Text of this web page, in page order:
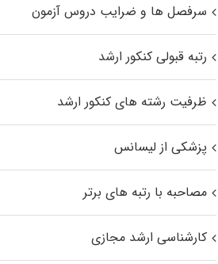
سرفصل ها و ضرایب دروس آزمون
رتبه قبولی کنکور ارشد
ظرفیت رشته های کنکور ارشد
پزشکی از لیسانس
مصاحبه با رتبه های برتر
کارشناسی ارشد مجازی